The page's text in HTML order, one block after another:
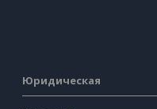
Юридическая